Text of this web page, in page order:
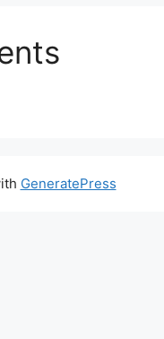
GeneratePress